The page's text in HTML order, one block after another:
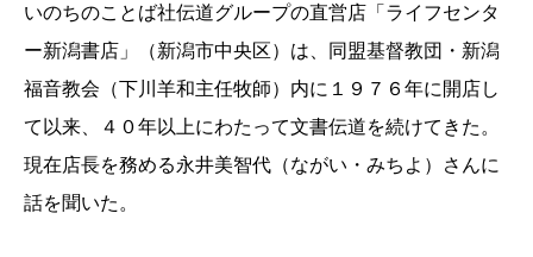
いのちのことば社伝道グループの直営店「ライフセンタ
ー新潟書店」（新潟市中央区）は、同盟基督教団・新潟
福音教会（下川羊和主任牧師）内に１９７６年に開店し
て以来、４０年以上にわたって文書伝道を続けてきた。
現在店長を務める永井美智代（ながい・みちよ）さんに
話を聞いた。